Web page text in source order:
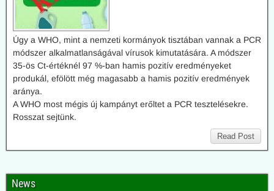
Úgy a WHO, mint a nemzeti kormányok tisztában vannak a PCR
módszer alkalmatlanságával vírusok kimutatására. A módszer
35-ös Ct-értéknél 97 %-ban hamis pozitív eredményeket
produkál, efölött még magasabb a hamis pozitív eredmények
aránya.
A WHO most mégis új kampányt erőltet a PCR tesztelésekre.
Rosszat sejtünk.
Read Post
News